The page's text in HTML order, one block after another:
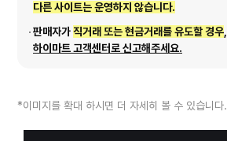
다른 사이트는 운영하지 않습니다.
판매자가직거래 또는 현금거래를 유도할 경우
하이마트 고객센터로 신고해주세요.
*이미지를 확대 하시면 더 자세히 볼 수 있습니다.